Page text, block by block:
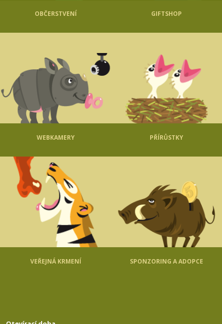
OBČERSTVENÍ GIFTSHOP
WEBKAMERY PŘÍRŮSTKY
VEŘEJNÁ KRMENÍ SPONZORING A ADOPCE